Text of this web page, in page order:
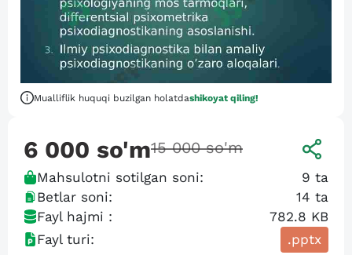
Mualliflik huquqi buzilgan holatdashikoyat qiling!
6 000 so'm15 000 so'm
Mahsulotni sotilgan soni: 9 ta
Betlar soni:
14 ta
Fayl hajmi :
782.8 KB
Fayl turi:
.pptx